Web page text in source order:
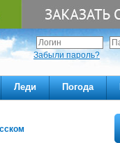
Забыли пароль?
Леди Погода